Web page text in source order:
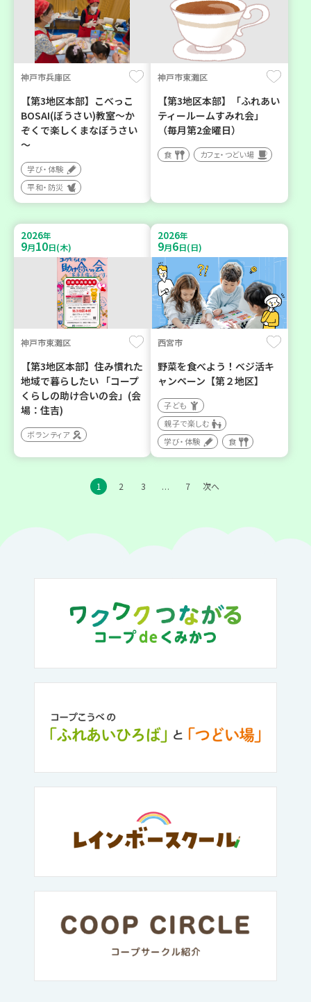
神戸市兵庫区
【第3地区本部】こべっこ
BOSAI(ぼうさい)教室～か
ぞくで楽しくまなぼうさい
～
学び・体験
平和・防災
神戸市東灘区
【第3地区本部】「ふれあい
ティールームすみれ会」
（毎月第2金曜日）
食 カフェ・つどい場
2026年
9月10日(木)
神戸市東灘区
【第3地区本部】住み慣れた
地域で暮らしたい 「コープ
くらしの助け合いの会」(会
場：住吉)
ボランティア
2026年
9月6日(日)
西宮市
野菜を食べよう！ベジ活キ
ャンペーン【第２地区】
子ども
親子で楽しむ
学び・体験
食
1 2 3 … 7 次へ